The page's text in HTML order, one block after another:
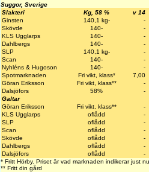
Suggor, Sverige
Slakteri
Kg, 58 %
v 14
Ginsten
140,1 kg-
-
Skövde
140-
-
KLS Ugglarps
140-
-
Dahlbergs
140-
-
SLP
140,1 kg-
-
Scan
140-
-
Nyhléns & Hugoson
140-
-
Spotmarknaden
Fri vikt, klass*
7,00
Göran Eriksson
Fri vikt, klass**
-
Dalsjöfors
58%
-
Galtar
Göran Eriksson
Fri vikt, klass**
-
KLS Ugglarps
oflådd
-
SLP
oflådd
-
Scan
oflådd
-
Skövde
oflådd
-
Dahlbergs
oflådd
-
Dalsjöfors
oflådd
-
* Fritt Hörby. Priset är vad marknaden indikerar just
** Fritt din gård